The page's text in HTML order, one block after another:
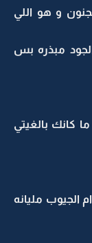
و هو اللي
مبذره بس
كانك بالغيتي
الجيوب مليانه